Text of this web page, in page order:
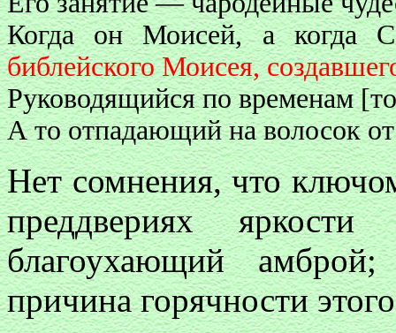
Когда он Моисей, а когда
библейского Моисея,
Руководящийся по временам
А то отпадающий на волосок
Нет сомнения, что
преддвериях яркости
благоухающий
причина горячности